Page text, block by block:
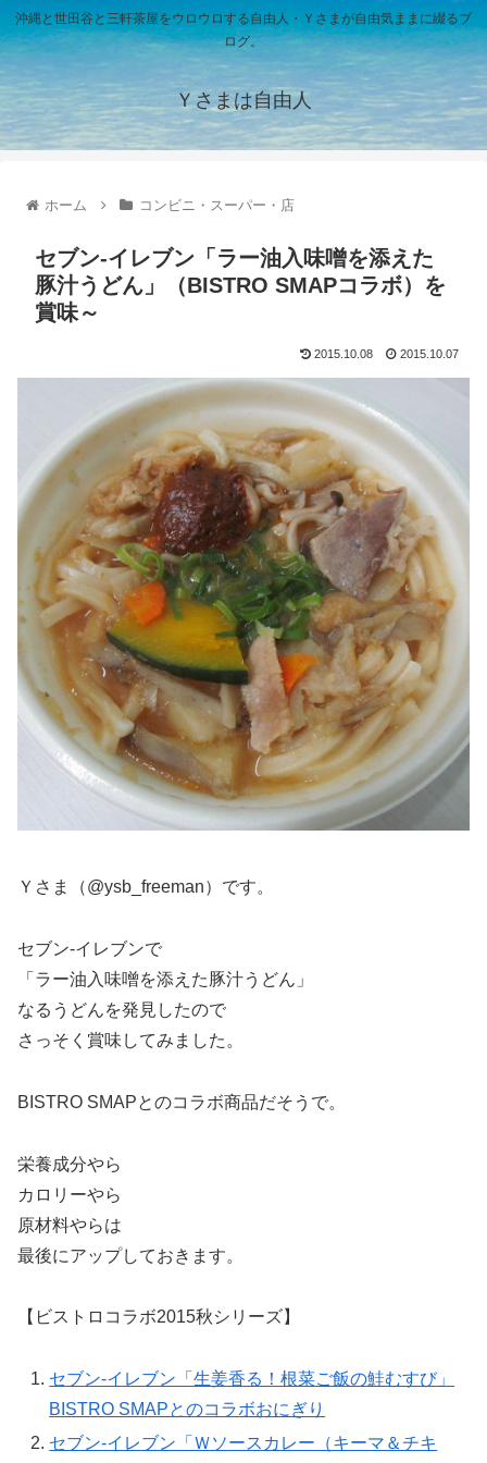
沖縄と世田谷と三軒茶屋をウロウロする自由人・Ｙさまが自由気ままに綴るブ
ログ。
Ｙさまは自由人
ホーム コンビニ・スーパー・店
セブン-イレブン「ラー油入味噌を添えた
豚汁うどん」（BISTRO SMAPコラボ）を
賞味～
2015.10.08 2015.10.07
Ｙさま（@ysb_freeman）です。
セブン-イレブンで
「ラー油入味噌を添えた豚汁うどん」
なるうどんを発見したので
さっそく賞味してみました。
BISTRO SMAPとのコラボ商品だそうで。
栄養成分やら
カロリーやら
原材料やらは
最後にアップしておきます。
【ビストロコラボ2015秋シリーズ】
セブン-イレブン「生姜香る！根菜ご飯の鮭むすび」
BISTRO SMAPとのコラボおにぎり
セブン-イレブン「Ｗソースカレー（キーマ＆チキ